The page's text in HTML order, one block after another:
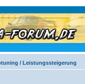
/ Leistungssteigerung